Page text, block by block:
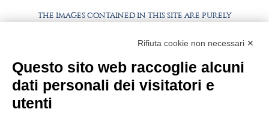
THE IMAGES CONTAINED IN THIS SITE ARE PURELY
DIFFER FROM THE IMAGES
WORK WITH US
BEST PARTNER AREA
PRIVACY POLICY
Rifiuta cookie non necessari ✕
Questo sito web raccoglie alcuni
dati personali dei visitatori e
utenti